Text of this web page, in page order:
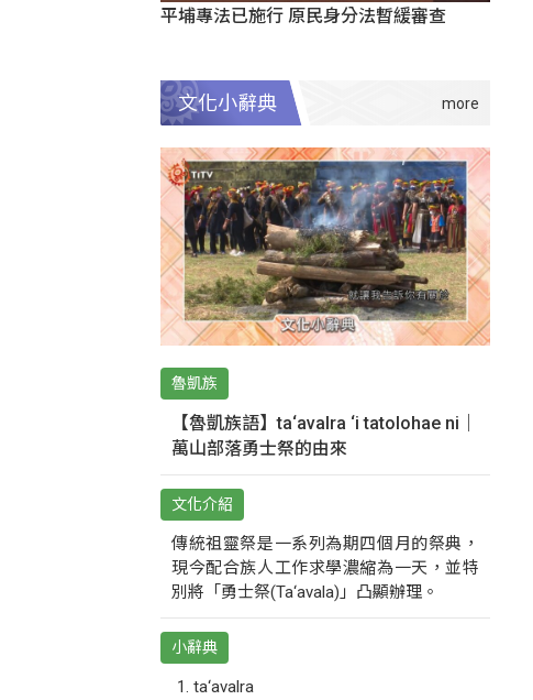
平埔專法已施行 原民身分法暫緩審查
文化小辭典
魯凱族
【魯凱族語】ta‘avalra ‘i tatolohae ni｜
萬山部落勇士祭的由來
文化介紹
傳統祖靈祭是一系列為期四個月的祭典，
現今配合族人工作求學濃縮為一天，並特
別將「勇士祭(Ta‘avala)」凸顯辦理。
小辭典
ta‘avalra